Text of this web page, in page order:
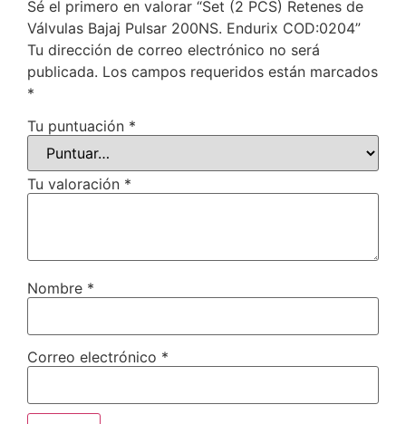
Sé el primero en valorar “Set (2 PCS) Retenes de
Válvulas Bajaj Pulsar 200NS. Endurix COD:0204”
Tu dirección de correo electrónico no será
publicada. Los campos requeridos están marcados
*
Tu puntuación *
Tu valoración *
Nombre *
Correo electrónico *